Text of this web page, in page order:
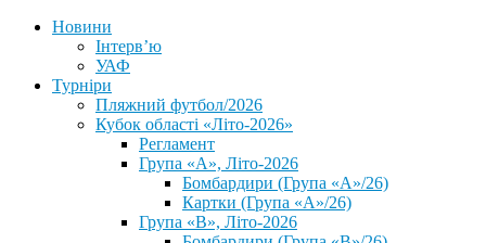
Новини
Інтерв’ю
УАФ
Турніри
Пляжний футбол/2026
Кубок області «Літо-2026»
Регламент
Група «А», Літо-2026
Бомбардири (Група «А»/26)
Картки (Група «А»/26)
Група «В», Літо-2026